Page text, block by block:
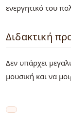
ενεργητικό του
Διδακτική
Δεν υπάρχει
μουσική και να